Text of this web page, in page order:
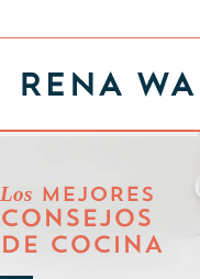
Los MEJORES
CONSEJOS
DE COCINA